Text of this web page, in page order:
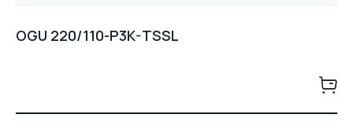
OGU 220/110-P3K-TSSL